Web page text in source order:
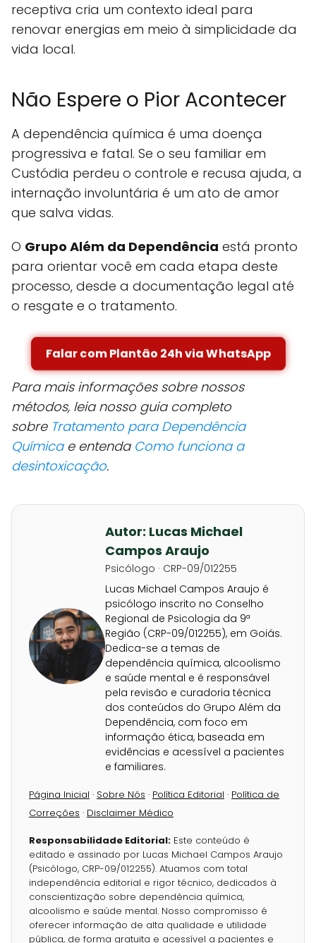
receptiva cria um contexto ideal para
renovar energias em meio à simplicidade da
vida local.
Não Espere o Pior Acontecer
A dependência química é uma doença
progressiva e fatal. Se o seu familiar em
Custódia perdeu o controle e recusa ajuda, a
internação involuntária é um ato de amor
que salva vidas.
O Grupo Além da Dependência está pronto
para orientar você em cada etapa deste
processo, desde a documentação legal até
o resgate e o tratamento.
Falar com Plantão 24h via WhatsApp
Para mais informações sobre nossos
métodos, leia nosso guia completo
sobre Tratamento para Dependência
Químicae entenda Como funciona a
desintoxicação.
Autor: Lucas Michael
Campos Araujo
Psicólogo · CRP-09/012255
Lucas Michael Campos Araujo é
psicólogo inscrito no Conselho
Regional de Psicologia da 9ª
Região (CRP-09/012255), em Goiás.
Dedica-se a temas de
dependência química, alcoolismo
e saúde mental e é responsável
pela revisão e curadoria técnica
dos conteúdos do Grupo Além da
Dependência, com foco em
informação ética, baseada em
evidências e acessível a pacientes
e familiares.
Página Inicial · Sobre Nós · Política Editorial · Política de
Correções · Disclaimer Médico
Responsabilidade Editorial: Este conteúdo é
editado e assinado por Lucas Michael Campos Araujo
(Psicólogo, CRP-09/012255). Atuamos com total
independência editorial e rigor técnico, dedicados à
conscientização sobre dependência química,
alcoolismo e saúde mental. Nosso compromisso é
oferecer informação de alta qualidade e utilidade
pública, de forma gratuita e acessível a pacientes e